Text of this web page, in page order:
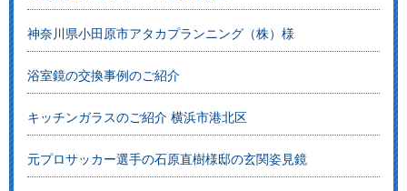
神奈川県小田原市アタカプランニング（株）様
浴室鏡の交換事例のご紹介
キッチンガラスのご紹介 横浜市港北区
元プロサッカー選手の石原直樹様邸の玄関姿見鏡